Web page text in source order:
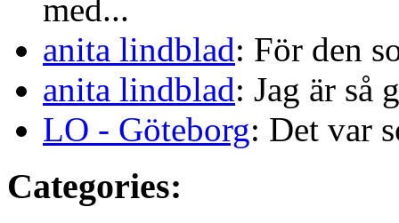
med...
anita lindblad: För den
anita lindblad: Jag är så
LO - Göteborg: Det var
Categories: